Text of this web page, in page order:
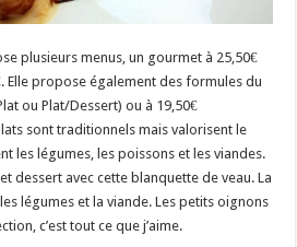
plusieurs menus, un gourmet à 25,50€
Elle propose également des formules du
ou Plat/Dessert) ou à 19,50€
sont traditionnels mais valorisent le
les légumes, les poissons et les viandes.
dessert avec cette blanquette de veau. La
légumes et la viande. Les petits oignons
c’est tout ce que j’aime.